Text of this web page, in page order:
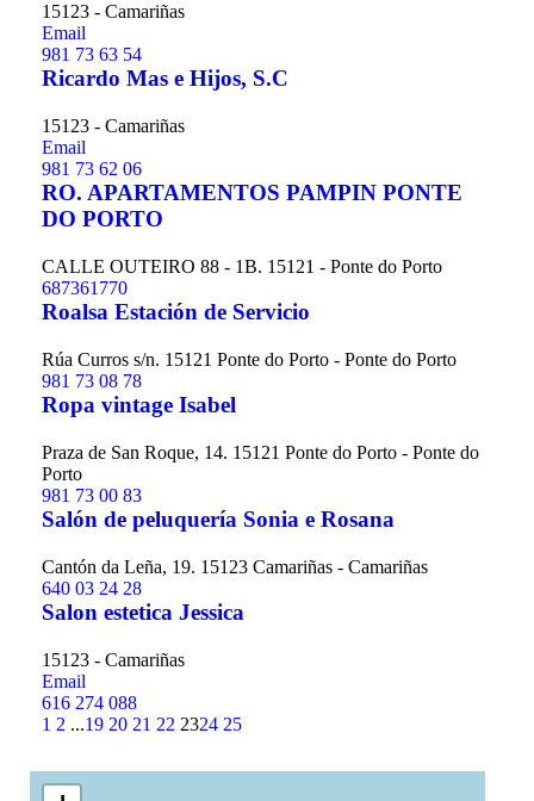
15123 - Camariñas
Email
981 73 63 54
Ricardo Mas e Hijos, S.C
15123 - Camariñas
Email
981 73 62 06
RO. APARTAMENTOS PAMPIN PONTE
DO PORTO
CALLE OUTEIRO 88 - 1B. 15121 - Ponte do Porto
687361770
Roalsa Estación de Servicio
Rúa Curros s/n. 15121 Ponte do Porto - Ponte do Porto
981 73 08 78
Ropa vintage Isabel
Praza de San Roque, 14. 15121 Ponte do Porto - Ponte do
Porto
981 73 00 83
Salón de peluquería Sonia e Rosana
Cantón da Leña, 19. 15123 Camariñas - Camariñas
640 03 24 28
Salon estetica Jessica
15123 - Camariñas
Email
616 274 088
1 2 ...19 20 21 22 2324 25